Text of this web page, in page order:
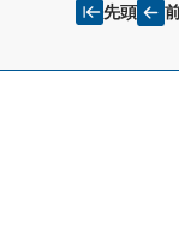
先頭